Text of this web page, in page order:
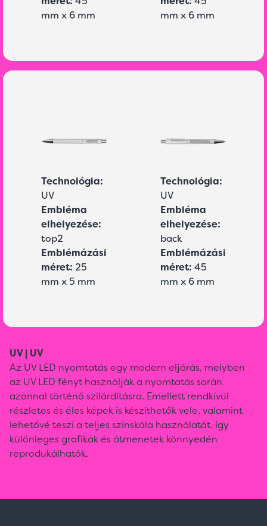
mm x 6 mm
mm x 6 mm
Technológia:
UV
Embléma
elhelyezése:
top2
Emblémázási
méret: 25
mm x 5 mm
Technológia:
UV
Embléma
elhelyezése:
back
Emblémázási
méret: 45
mm x 6 mm
UV | UV
Az UV LED nyomtatás egy modern eljárás, melyben
az UV LED fényt használják a nyomtatás során
azonnal történő szilárdításra. Emellett rendkívül
részletes és éles képek is készíthetők vele, valamint
lehetővé teszi a teljes színskála használatát, így
különleges grafikák és átmenetek könnyedén
reprodukálhatók.